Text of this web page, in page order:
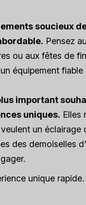
soucieux
Pensez
ou aux fêtes de
équipement fiable
important
uniques. Elles
un éclairage
des demoiselles
unique rapide